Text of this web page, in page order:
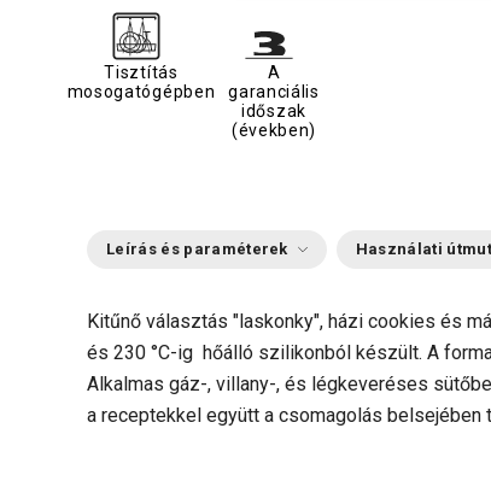
Tisztítás
mosogatógépben
A
garanciális
időszak
(években)
Leírás és paraméterek Használati
Kitűnő választás "laskonky", házi cookies és
és 230 °C-ig hőálló szilikonból készült. A
Alkalmas gáz-, villany-, és légkeveréses
a receptekkel együtt a csomagolás belsejében